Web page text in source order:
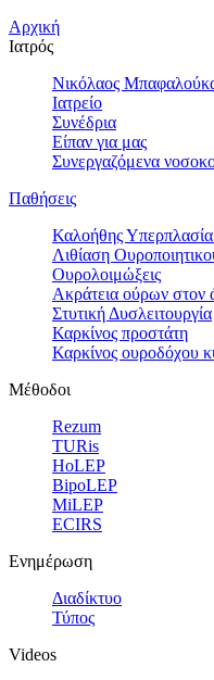
Αρχική
Ιατρός
Νικόλαος
Ιατρείο
Συνέδρια
Είπαν για μας
Συνεργαζόμενα
Παθήσεις
Καλοήθης
Λιθίαση
Ουρολοιμώξεις
Ακράτεια ούρων στον
Στυτική Δυσλειτουργία
Καρκίνος προστάτη
Καρκίνος ουροδόχου
Μέθοδοι
Rezum
TURis
HoLEP
BipoLEP
MiLEP
ECIRS
Ενημέρωση
Διαδίκτυο
Τύπος
Videos